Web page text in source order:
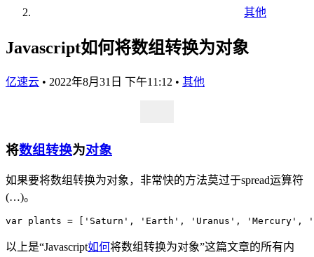
其他
Javascript如何将数组转换为对象
亿速云 • 2022年8月31日 下午11:12 • 其他
将数组转换为对象
如果要将数组转换为对象，非常快的方法莫过于spread运算符
(…)。
var plants = ['Saturn', 'Earth', 'Uranus',
以上是“Javascript如何将数组转换为对象”这篇文章的所有内